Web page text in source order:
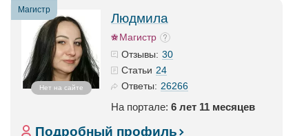
Магистр
Нет на сайте
Людмила
Магистр
Отзывы: 30
Статьи 24
Ответы: 26266
На портале: 6 лет 11 месяцев
Подробный профиль